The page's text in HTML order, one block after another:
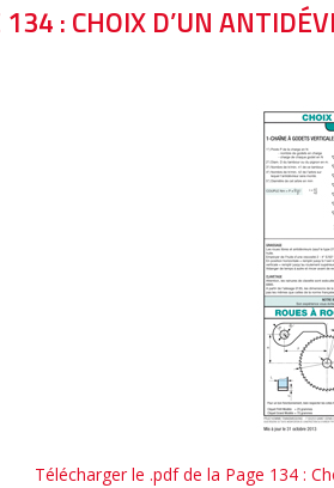
134 : CHOIX D’UN
Télécharger le .pdf de la Page 134 :